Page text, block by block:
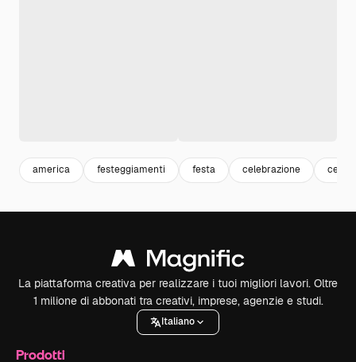
america festeggiamenti festa celebrazione
La piattaforma creativa per realizzare i tuoi migliori lavori. Oltre
1 milione di abbonati tra creativi, imprese, agenzie e studi.
Italiano
Prodotti